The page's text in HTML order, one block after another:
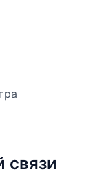
связи